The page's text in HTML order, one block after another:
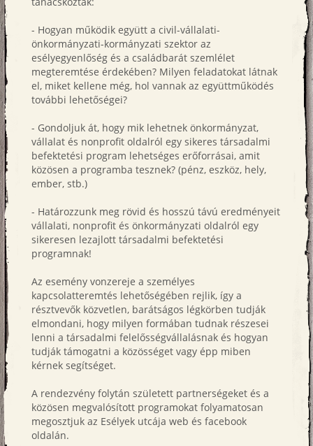
- Hogyan működik együtt a civil-vállalati-
önkormányzati-kormányzati szektor az
esélyegyenlőség és a családbarát szemlélet
megteremtése érdekében? Milyen feladatokat látnak
el, miket kellene még, hol vannak az együttműködés
további lehetőségei?
- Gondoljuk át, hogy mik lehetnek önkormányzat,
vállalat és nonprofit oldalról egy sikeres társadalmi
befektetési program lehetséges erőforrásai, amit
közösen a programba tesznek? (pénz, eszköz, hely,
ember, stb.)
- Határozzunk meg rövid és hosszú távú eredményeit
vállalati, nonprofit és önkormányzati oldalról egy
sikeresen lezajlott társadalmi befektetési
programnak!
Az esemény vonzereje a személyes
kapcsolatteremtés lehetőségében rejlik, így a
résztvevők közvetlen, barátságos légkörben tudják
elmondani, hogy milyen formában tudnak részesei
lenni a társadalmi felelősségvállalásnak és hogyan
tudják támogatni a közösséget vagy épp miben
kérnek segítséget.
A rendezvény folytán született partnerségeket és a
közösen megvalósított programokat folyamatosan
megosztjuk az Esélyek utcája web és facebook
oldalán.